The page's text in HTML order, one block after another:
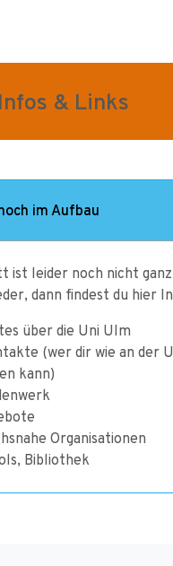
Infos & Links
im Aufbau
ist leider noch nicht
dann findest du hier
über die Uni Ulm
(wer dir wie an der
kann)
Organisationen
Bibliothek